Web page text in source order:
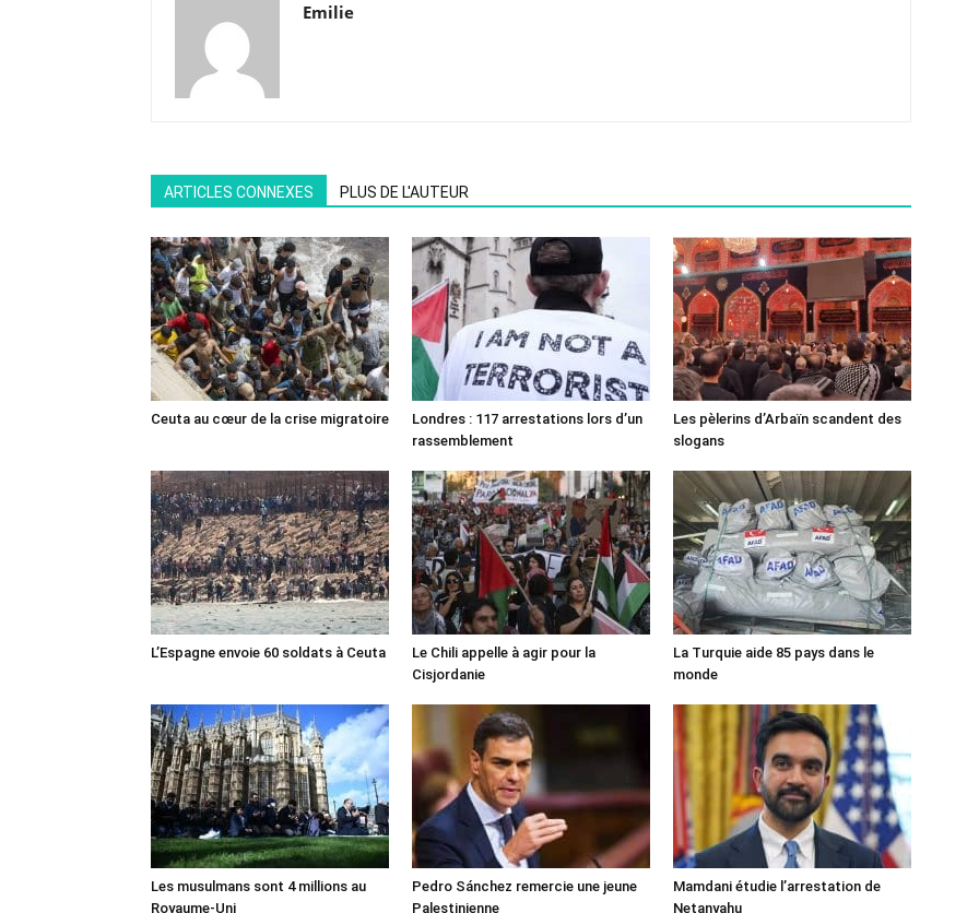
Emilie
ARTICLES CONNEXES PLUS DE L'AUTEUR
Ceuta au cœur de la crise migratoire
Londres : 117 arrestations lors d’un
rassemblement
Les pèlerins d’Arbaïn scandent des
slogans
L’Espagne envoie 60 soldats à Ceuta
Le Chili appelle à agir pour la
Cisjordanie
La Turquie aide 85 pays dans le
monde
Les musulmans sont 4 millions au
Royaume-Uni
Pedro Sánchez remercie une jeune
Palestinienne
Mamdani étudie l’arrestation de
Netanyahu